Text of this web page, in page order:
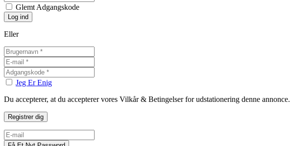
Glemt Adgangskode
Eller
Jeg Er Enig
Du accepterer, at du accepterer vores Vilkår & Betingelser for udstationering denne annonce.